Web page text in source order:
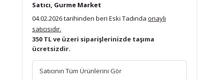
Satıcı, Gurme Market
04.02.2026 tarihinden beri Eski Tadında onaylı
satıcısıdır.
350 TL ve üzeri siparişlerinizde taşıma
ücretsizdir.
Satıcının Tüm Ürünlerini Gör